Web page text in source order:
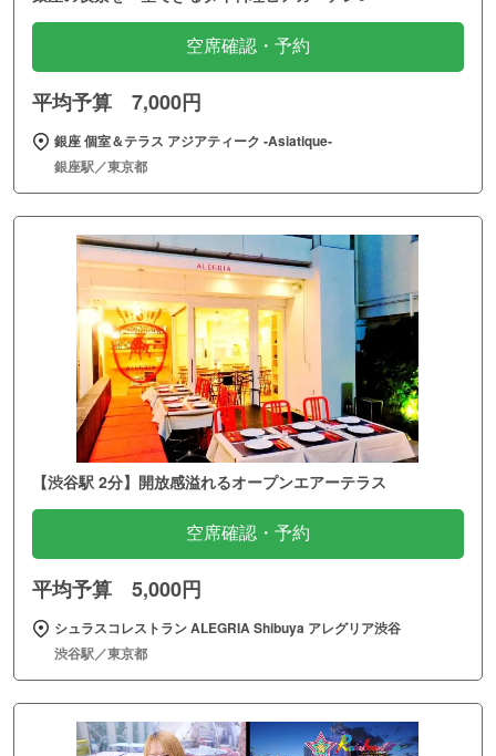
空席確認・予約
平均予算 7,000円
銀座 個室＆テラス アジアティーク ‐Asiatique‐
銀座駅／東京都
【渋谷駅 2分】開放感溢れるオープンエアーテラス
空席確認・予約
平均予算 5,000円
シュラスコレストラン ALEGRIA Shibuya アレグリア渋谷
渋谷駅／東京都